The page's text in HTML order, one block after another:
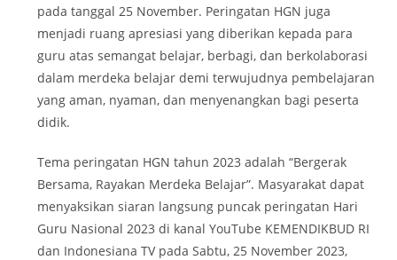
pada tanggal 25 November. Peringatan HGN juga
menjadi ruang apresiasi yang diberikan kepada para
guru atas semangat belajar, berbagi, dan berkolaborasi
dalam merdeka belajar demi terwujudnya pembelajaran
yang aman, nyaman, dan menyenangkan bagi peserta
didik.
Tema peringatan HGN tahun 2023 adalah “Bergerak
Bersama, Rayakan Merdeka Belajar”. Masyarakat dapat
menyaksikan siaran langsung puncak peringatan Hari
Guru Nasional 2023 di kanal YouTube KEMENDIKBUD RI
dan Indonesiana TV pada Sabtu, 25 November 2023,